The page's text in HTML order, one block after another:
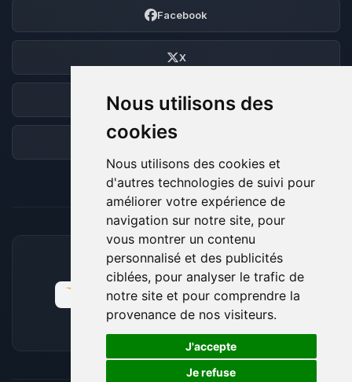
Nous utilisons des
cookies
Nous utilisons des cookies et
d'autres technologies de suivi pour
améliorer votre expérience de
navigation sur notre site, pour
vous montrer un contenu
personnalisé et des publicités
ciblées, pour analyser le trafic de
notre site et pour comprendre la
provenance de nos visiteurs.
J'accepte
Je refuse
Facebook
X
Discord
Forum
MOYENS DE PAIEMENT ACCEPTÉS
🍪